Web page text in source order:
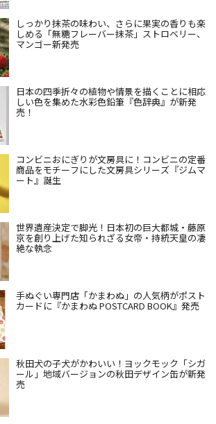
しっかり抹茶の味わい、さらに果実の香りも楽
しめる「無糖フレーバー抹茶」ストロベリー、
マンゴー新発売
日本の四季折々の植物や情景を描くことに相応
しい色を集めた水彩色鉛筆『色辞典』が新発
売！
コンビニおにぎりが文房具に！コンビニの定番
商品をモチーフにした文房具シリーズ『ジムマ
ート』誕生
世界遺産決定で脚光！日本初の巨大都城・藤原
京を創り上げた知られざる女帝・持統天皇の凄
絶な執念
手ぬぐい専門店「かまわぬ」の人気柄がポスト
カードに『かまわぬ POSTCARD BOOK』発売
秋田犬の子犬がかわいい！ヨックモック「シガ
ール」地域バージョンの秋田デザイン缶が新発
売